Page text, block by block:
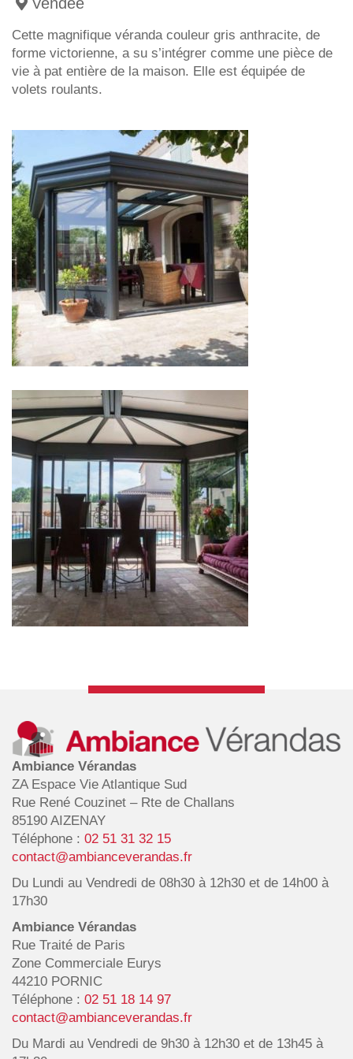
Cette magnifique véranda couleur gris anthracite, de
forme victorienne, a su s’intégrer comme une pièce de
vie à pat entière de la maison. Elle est équipée de
volets roulants.
Ambiance Vérandas
ZA Espace Vie Atlantique Sud
Rue René Couzinet – Rte de Challans
85190 AIZENAY
Téléphone : 02 51 31 32 15
contact@ambianceverandas.fr
Du Lundi au Vendredi de 08h30 à 12h30 et de 14h00 à
17h30
Ambiance Vérandas
Rue Traité de Paris
Zone Commerciale Eurys
44210 PORNIC
Téléphone : 02 51 18 14 97
contact@ambianceverandas.fr
Du Mardi au Vendredi de 9h30 à 12h30 et de 13h45 à